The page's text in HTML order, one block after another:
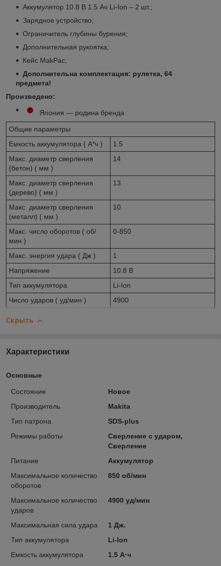
Аккумулятор 10.8 В 1.5 Ач Li-Ion – 2 шт.;
Зарядное устройство;
Ограничитель глубины бурения;
Дополнительная рукоятка;
Кейс MakPac;
Дополнительна комплектация: рулетка, 64
предмета!
Произведено:
Япония — родина бренда
Общие параметры
Емкость аккумулятора ( А*ч )
1.5
Макс. диаметр сверления
(бетон) ( мм )
14
Макс. диаметр сверления
(дерево) ( мм )
13
Макс. диаметр сверления
(металл) ( мм )
10
Макс. число оборотов ( об/
мин )
0-850
Макс. энергия удара ( Дж )
1
Напряжение
10.8 В
Тип аккумулятора
Li-Ion
Число ударов ( уд/мин )
4900
Скрыть
Характеристики
Основные
Состояние
Новое
Производитель
Makita
Тип патрона
SDS-plus
Режимы работы
Сверление с ударом,
Сверление
Питание
Аккумулятор
Максимальное количество
оборотов
850 об/мин
Максимальное количество
ударов
4900 уд/мин
Максимальная сила удара
1 Дж.
Тип аккумулятора
Li-Ion
Емкость аккумулятора
1.5 А·ч